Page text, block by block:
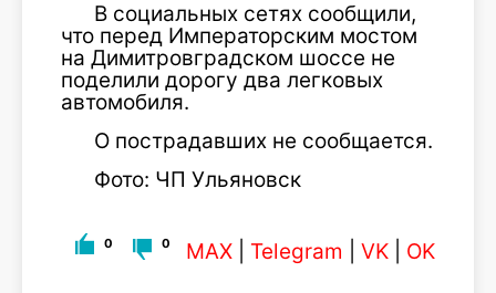
В социальных сетях сообщили,
что перед Императорским мостом
на Димитровградском шоссе не
поделили дорогу два легковых
автомобиля.
О пострадавших не сообщается.
Фото: ЧП Ульяновск
0 0 MAX Telegram VK OK